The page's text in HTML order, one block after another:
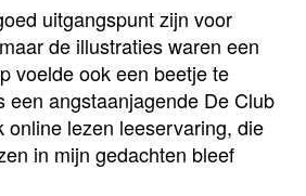
uitgangspunt zijn voor
de illustraties waren een
voelde ook een beetje te
een angstaanjagende De Club
online lezen leeservaring, die
in mijn gedachten bleef